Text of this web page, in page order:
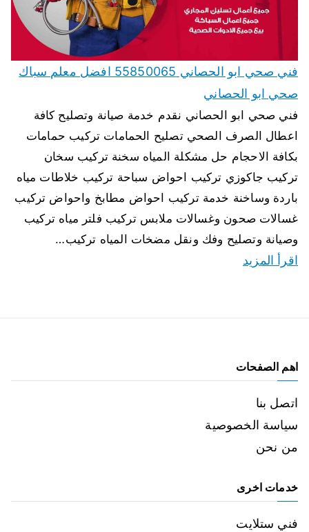
فني صحي ابو الحصاني 55850065 افضل معلم سباك
صحي ابو الحصاني
فني صحي ابو الحصاني نقدم خدمة صيانة وتصليح كافة
اعطال الصرف الصحي تصليح الحمامات تركيب حمامات
بكافة الاحجام حل مشكلة المياه سخنة تركيب سخان
تركيب جاكوزي تركيب احواض سباحة تركيب خلاطات مياه
باردة وساخنة خدمة تركيب احواض مطابخ واحواض تركيب
غسالات صحون وغسالات ملابس تركيب فلتر مياه تركيب
وصيانة وتصليح وفك ونقل مضخات المياه تركيب…
اقرأ المزيد
اهم الصفحات
اتصل بنا
سياسة الخصوصية
من نحن
خدمات اخرى
فني ستلايت